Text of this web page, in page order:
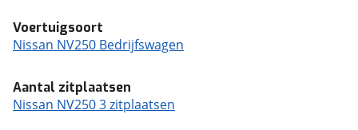
Voertuigsoort
Nissan NV250 Bedrijfswagen
Aantal zitplaatsen
Nissan NV250 3 zitplaatsen